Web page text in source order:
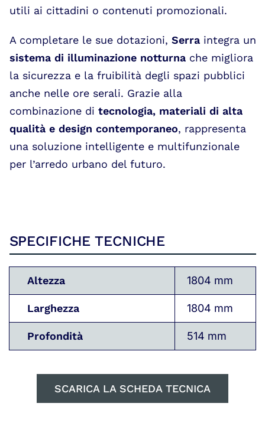
utili ai cittadini o contenuti promozionali.
A completare le sue dotazioni, Serraintegra un
sistema di illuminazione notturnache migliora
la sicurezza e la fruibilità degli spazi pubblici
anche nelle ore serali. Grazie alla
combinazione di tecnologia, materiali di alta
qualità e design contemporaneo, rappresenta
una soluzione intelligente e multifunzionale
per l’arredo urbano del futuro.
SPECIFICHE TECNICHE
Altezza 1804 mm
Larghezza 1804 mm
Profondità 514 mm
SCARICA LA SCHEDA TECNICA